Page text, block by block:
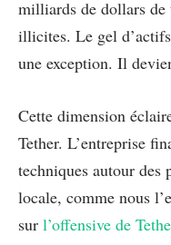
milliards de dollars de
illicites. Le gel
une exception. Il
Cette dimension
Tether. L’entreprise
techniques autour des
locale, comme nous
sur l’offensive de